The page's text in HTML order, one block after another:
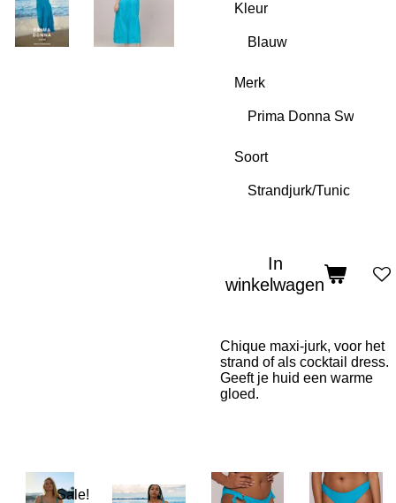
Kleur
Merk
Soort
In
winkelwagen
Chique maxi-jurk, voor het
strand of als cocktail dress.
Geeft je huid een warme
gloed.
Sale!